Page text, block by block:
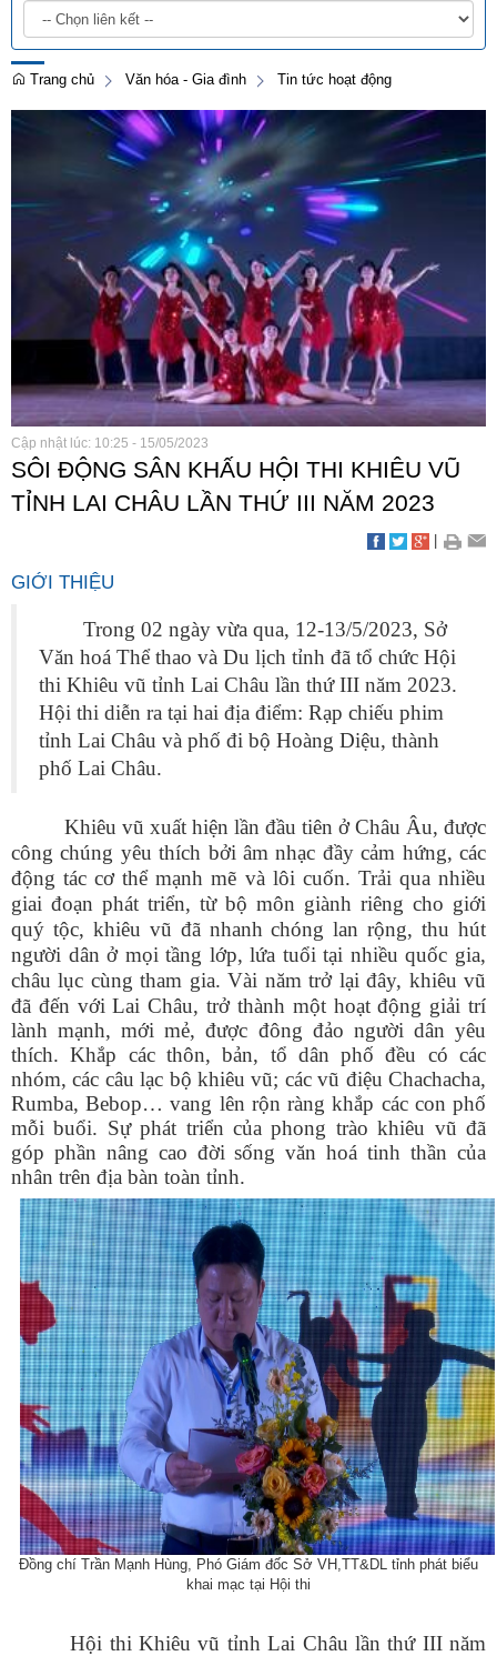
Trang chủ Văn hóa - Gia đình Tin tức hoạt động
Cập nhật lúc: 10:25 - 15/05/2023
SÔI ĐỘNG SÂN KHẤU HỘI THI KHIÊU VŨ
TỈNH LAI CHÂU LẦN THỨ III NĂM 2023
GIỚI THIỆU
Trong 02 ngày vừa qua, 12-13/5/2023, Sở
Văn hoá Thể thao và Du lịch tỉnh đã tổ chức Hội
thi Khiêu vũ tỉnh Lai Châu lần thứ III năm 2023.
Hội thi diễn ra tại hai địa điểm: Rạp chiếu phim
tỉnh Lai Châu và phố đi bộ Hoàng Diệu, thành
phố Lai Châu.
Khiêu vũ xuất hiện lần đầu tiên ở Châu Âu, được
công chúng yêu thích bởi âm nhạc đầy cảm hứng, các
động tác cơ thể mạnh mẽ và lôi cuốn. Trải qua nhiều
giai đoạn phát triển, từ bộ môn giành riêng cho giới
quý tộc, khiêu vũ đã nhanh chóng lan rộng, thu hút
người dân ở mọi tầng lớp, lứa tuổi tại nhiều quốc gia,
châu lục cùng tham gia. Vài năm trở lại đây, khiêu vũ
đã đến với Lai Châu, trở thành một hoạt động giải trí
lành mạnh, mới mẻ, được đông đảo người dân yêu
thích. Khắp các thôn, bản, tổ dân phố đều có các
nhóm, các câu lạc bộ khiêu vũ; các vũ điệu Chachacha,
Rumba, Bebop… vang lên rộn ràng khắp các con phố
mỗi buổi. Sự phát triển của phong trào khiêu vũ đã
góp phần nâng cao đời sống văn hoá tinh thần của
nhân trên địa bàn toàn tỉnh.
Đồng chí Trần Mạnh Hùng, Phó Giám đốc Sở VH,TT&DL tỉnh phát biểu
khai mạc tại Hội thi
Hội thi Khiêu vũ tỉnh Lai Châu lần thứ III năm